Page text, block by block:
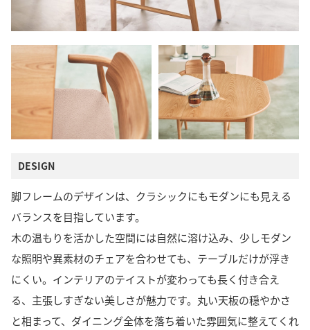
DESIGN
脚フレームのデザインは、クラシックにもモダンにも見える
バランスを目指しています。
木の温もりを活かした空間には自然に溶け込み、少しモダン
な照明や異素材のチェアを合わせても、テーブルだけが浮き
にくい。インテリアのテイストが変わっても長く付き合え
る、主張しすぎない美しさが魅力です。丸い天板の穏やかさ
と相まって、ダイニング全体を落ち着いた雰囲気に整えてくれ